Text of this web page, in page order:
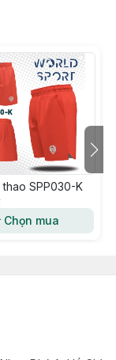
thao SPP030-K
Chọn mua